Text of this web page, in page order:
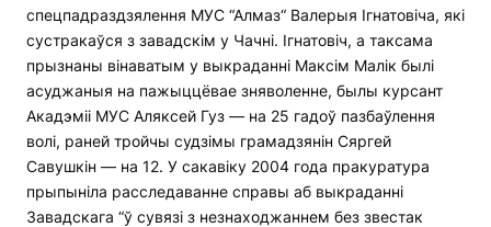
спецпадраздзялення МУС “Алмаз“ Валерыя Ігнатовіча, які
сустракаўся з завадскім у Чачні. Ігнатовіч, а таксама
прызнаны вінаватым у выкраданні Максім Малік былі
асуджаныя на пажыццёвае зняволенне, былы курсант
Акадэміі МУС Аляксей Гуз — на 25 гадоў пазбаўлення
волі, раней тройчы судзімы грамадзянін Сяргей
Савушкін — на 12. У сакавіку 2004 года пракуратура
прыпыніла расследаванне справы аб выкраданні
Завадскага “ў сувязі з незнаходжаннем без звестак